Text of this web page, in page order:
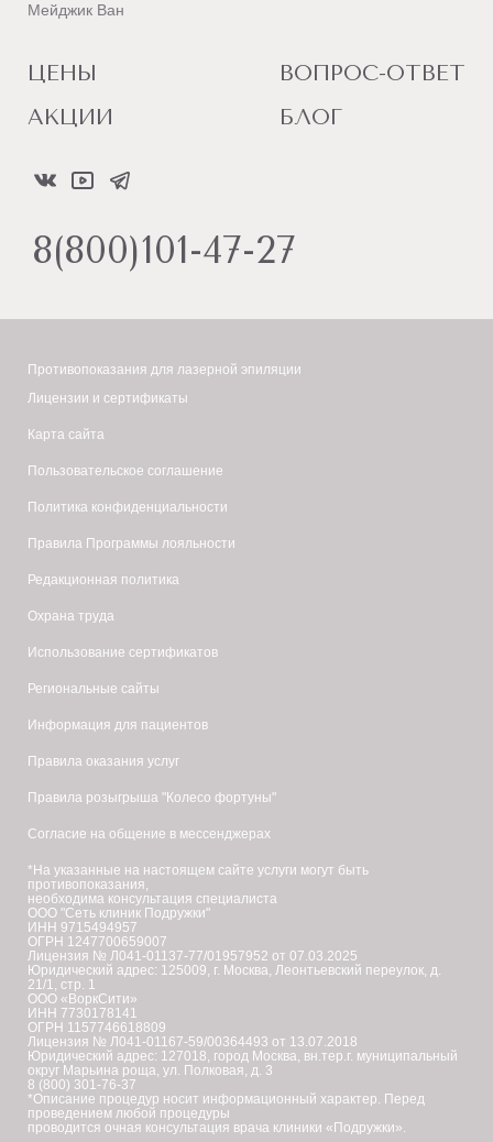
Мейджик Ван
ЦЕНЫ
АКЦИИ
ВОПРОС-ОТВЕТ
БЛОГ
8(800)101-47-27
Противопоказания для лазерной эпиляции
Лицензии и сертификаты
Карта сайта
Пользовательское соглашение
Политика конфиденциальности
Правила Программы лояльности
Редакционная политика
Охрана труда
Использование сертификатов
Региональные сайты
Информация для пациентов
Правила оказания услуг
Правила розыгрыша "Колесо фортуны"
Согласие на общение в мессенджерах
*На указанные на настоящем сайте услуги могут быть
противопоказания,
необходима консультация специалиста
ООО "Сеть клиник Подружки"
ИНН 9715494957
ОГРН 1247700659007
Лицензия № Л041-01137-77/01957952 от 07.03.2025
Юридический адрес: 125009, г. Москва, Леонтьевский переулок, д.
21/1, стр. 1
ООО «ВоркСити»
ИНН 7730178141
ОГРН 1157746618809
Лицензия № Л041-01167-59/00364493 от 13.07.2018
Юридический адрес: 127018, город Москва, вн.тер.г. муниципальный
округ Марьина роща, ул. Полковая, д. 3
8 (800) 301-76-37
*Описание процедур носит информационный характер. Перед
проведением любой процедуры
проводится очная консультация врача клиники «Подружки».